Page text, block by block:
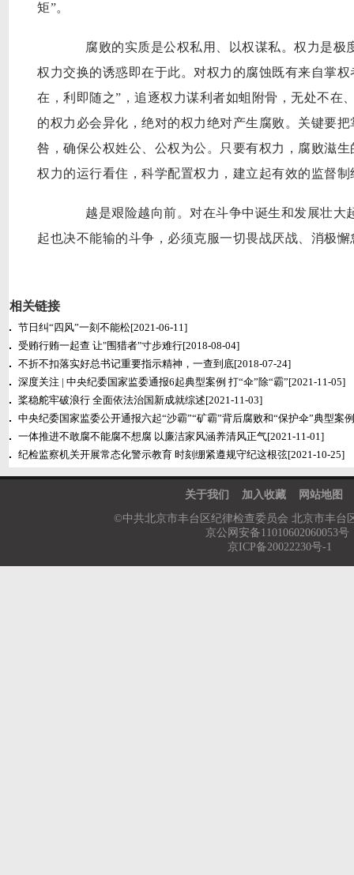
矩”。
腐败的实质是公权私用、以权谋私。权力是极
权力交换的诱惑即在于此。对权力的腐蚀既有来自掌
在，利即随之”，追逐权力谋利者如蛆附骨，无处不在
的权力必会异化，绝对的权力绝对产生腐败。关键要
咎，确保公权姓公、公权为公。只要有权力，腐败滋
权力的运行看住，科学配置权力，建立起有效的监督
越是艰险越向前。对在斗争中诞生和发展壮大
起也决不能输的斗争，必须克服一切畏战厌战、消极
相关链接
节日纠“四风”一刻不能松[2021-06-11]
受贿行贿一起查 让"围猎者"寸步难行[2018-08-04]
不折不扣落实好总书记重要指示精神，一查到底[2018-07-24]
深度关注 | 中央纪委国家监委通报6起典型案例 打“伞”除“霸”[2021-11-05]
桨稳舵牢破浪行 全面依法治国新成就综述[2021-11-03]
中央纪委国家监委公开通报六起“沙霸”“矿霸”背后腐败和“保护伞”典型案例
一体推进不敢腐不能腐不想腐 以廉洁家风涵养清风正气[2021-11-01]
纪检监察机关开展常态化警示教育 时刻绷紧遵规守纪这根弦[2021-10-25]